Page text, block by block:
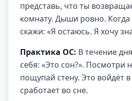
представь, что ты
комнату. Дыши ровно. Когда
скажи: «Я остаюсь. Я хочу
Практика ОС: В течение
себя: «Это сон?». Посмотри
пощупай стену. Это войдёт
сработает во сне.